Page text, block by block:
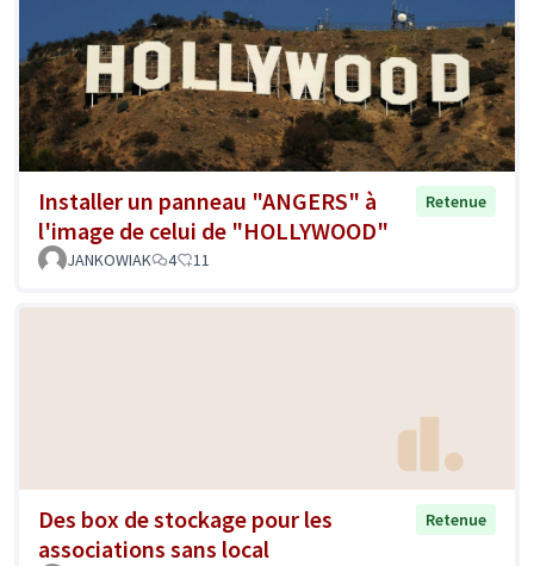
Installer un panneau "ANGERS" à
l'image de celui de "HOLLYWOOD"
Retenue
JANKOWIAK 4 11
Des box de stockage pour les
associations sans local
Retenue